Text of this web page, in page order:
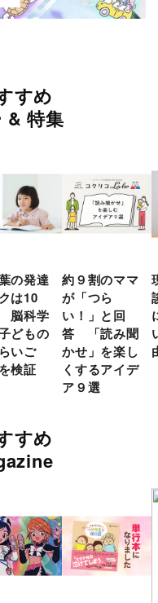
すめ
& 特集
の発達
は10
脳科学
どもの
いご
検証
約９割のママ
が「つら
い！」と回
答 「読み聞
かせ」を楽し
くするアイデ
ア９選
すめ